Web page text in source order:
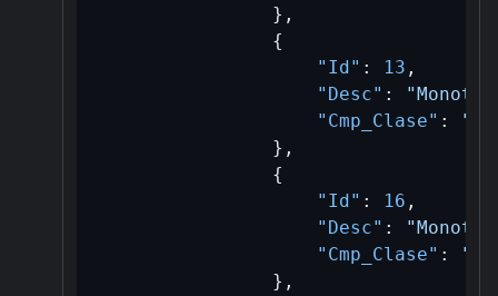
} ,
{
"Id" : 13 ,
"Desc" :
"Cmp_Clase" :
"A/
} ,
{
"Id" : 16 ,
"Desc" :
"Cmp_Clase" :
"A/
} ,